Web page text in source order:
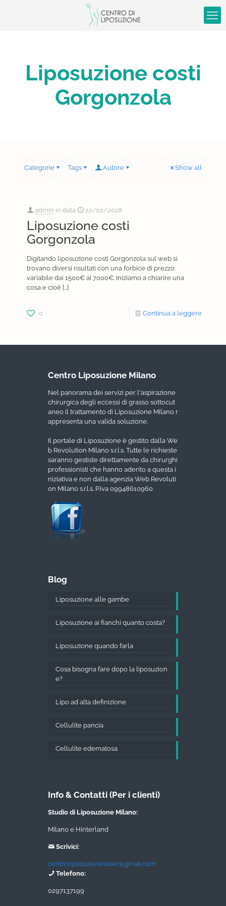
Liposuzione costi
Gorgonzola
Categorie Tags Autore Show all
admin in data 22/02/2018
Liposuzione costi
Gorgonzola
Digitando liposuzione costi Gorgonzola sul web si
trovano diversi risultati con una forbice di prezzo
variabile dai 1500€ ai 7000€. Iniziamo a chiarire una
cosa e cioè […]
0 Continua a leggere
Centro Liposuzione Milano
Nel panorama dei servizi per l'aspirazione
chirurgica degli eccessi di grasso sottocut
aneo il trattamento di Liposuzione Milano r
appresenta una valida soluzione.
Il portale di Liposuzione è gestito dalla We
b Revolution Milano s.r.l.s. Tutte le richieste
saranno gestiste direttamente da chirurghi
professionisti che hanno aderito a questa i
niziativa e non dalla agenzia Web Revoluti
on Milano s.r.l.s. P.iva 09948610960
Blog
Liposuzione alle gambe
Liposuzione ai fianchi quanto costa?
Liposuzione quando farla
Cosa bisogna fare dopo la liposuzion
e?
Lipo ad alta definizione
Cellulite pancia
Cellulite edematosa
Info & Contatti (Per i clienti)
Studio di Liposuzione Milano:
Milano e Hinterland
Scrivici:
centroliposuzionelaser@gmail.com
Telefono:
0297137199